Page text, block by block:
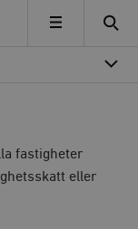
MENY
fastigheter
eller